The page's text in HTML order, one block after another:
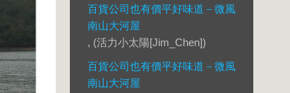
百貨公司也有價平好味道－微風
南山大河屋
, (活力小太陽[Jim_Chen])
百貨公司也有價平好味道－微風
南山大河屋